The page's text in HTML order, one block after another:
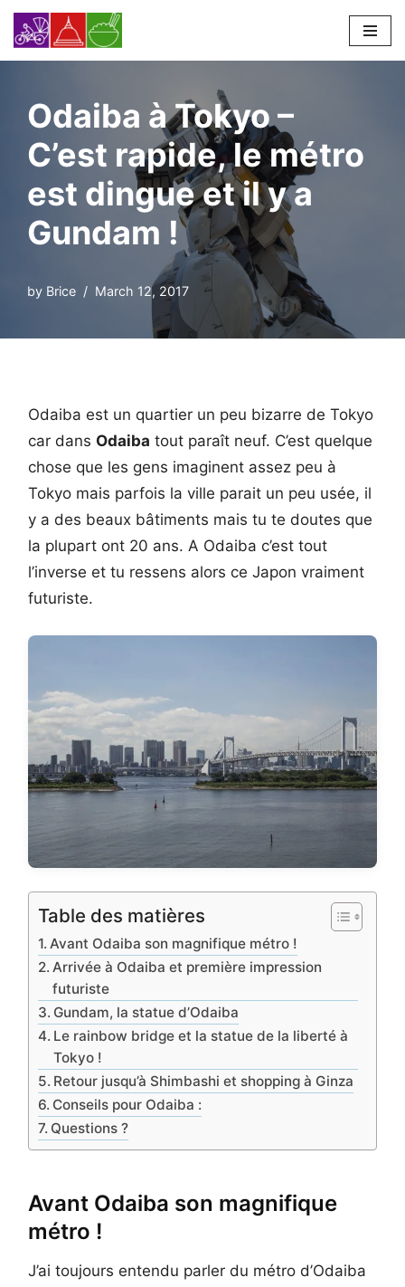
Skip
content
Odaiba à Tokyo –
C’est rapide, le métro
est dingue et il y a
Gundam !
by Brice March 12, 2017
Odaiba est un quartier un peu bizarre de Tokyo
car dans Odaiba tout paraît neuf. C’est quelque
chose que les gens imaginent assez peu à
Tokyo mais parfois la ville parait un peu usée, il
y a des beaux bâtiments mais tu te doutes que
la plupart ont 20 ans. A Odaiba c’est tout
l’inverse et tu ressens alors ce Japon vraiment
futuriste.
Table des matières
Avant Odaiba son magnifique métro !
Arrivée à Odaiba et première impression
futuriste
Gundam, la statue d’Odaiba
Le rainbow bridge et la statue de la liberté à
Tokyo !
Retour jusqu’à Shimbashi et shopping à Ginza
Conseils pour Odaiba :
Questions ?
Avant Odaiba son magnifique
métro !
J’ai toujours entendu parler du métro d’Odaiba